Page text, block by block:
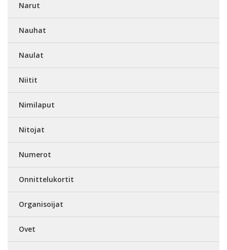
Narut
Nauhat
Naulat
Niitit
Nimilaput
Nitojat
Numerot
Onnittelukortit
Organisoijat
Ovet